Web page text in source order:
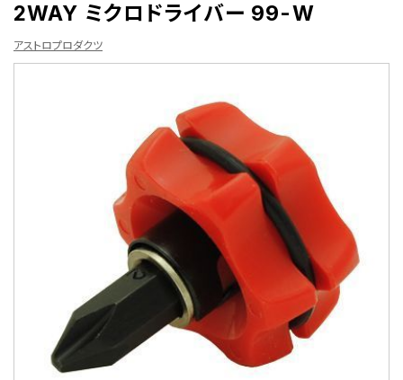
2WAY ミクロドライバー 99-W
アストロプロダクツ